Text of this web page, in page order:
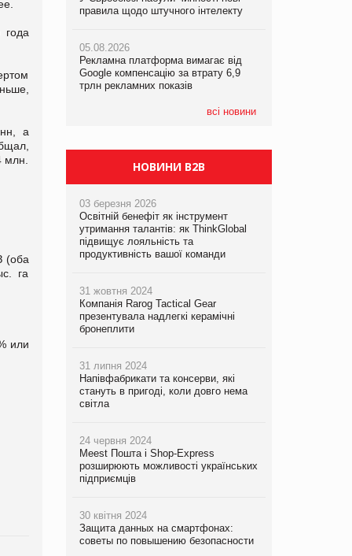
года
а
млн.
(оба
га
или
правила щодо штучного інтелекту
05.08.2026
Рекламна платформа вимагає від
Google компенсацію за втрату 6,9
трлн рекламних показів
всі новини
правила щодо штучного інтелекту
05.08.2026
Рекламна платформа вимагає від
Google компенсацію за втрату 6,9
трлн рекламних показів
правила щодо штучного інтелекту
05.08.2026
Рекламна платформа вимагає від
Google компенсацію за втрату 6,9
трлн рекламних показів
НОВИНИ B2B
03 березня 2026
Освітній бенефіт як інструмент
утримання талантів: як ThinkGlobal
підвищує лояльність та
продуктивність вашої команди
31 жовтня 2024
Компанія Rarog Tactical Gear
презентувала надлегкі керамічні
бронеплити
31 липня 2024
Напівфабрикати та консерви, які
стануть в пригоді, коли довго нема
світла
24 червня 2024
Meest Пошта і Shop-Express
розширюють можливості українських
підприємців
30 квітня 2024
Защита данных на смартфонах:
советы по повышению безопасности